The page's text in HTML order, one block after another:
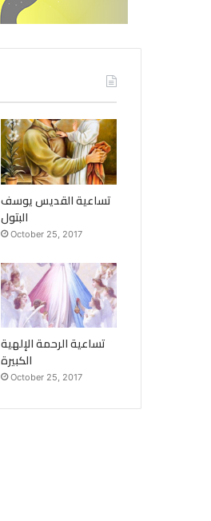
تساعية القديس يوسف
البتول
October 25, 2017
تساعية الرحمة الإلهية
الكبيرة
October 25, 2017